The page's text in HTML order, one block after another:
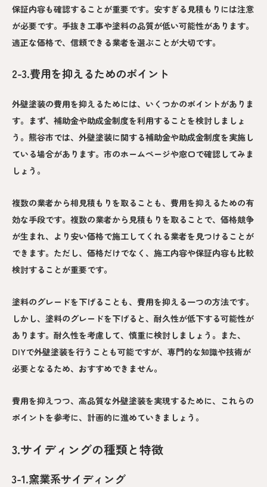
保証内容も確認することが重要です。安すぎる見積もりには注意
が必要です。手抜き工事や塗料の品質が低い可能性があります。
適正な価格で、信頼できる業者を選ぶことが大切です。
2-3.費用を抑えるためのポイント
外壁塗装の費用を抑えるためには、いくつかのポイントがありま
す。まず、補助金や助成金制度を利用することを検討しましょ
う。熊谷市では、外壁塗装に関する補助金や助成金制度を実施し
ている場合があります。市のホームページや窓口で確認してみま
しょう。
複数の業者から相見積もりを取ることも、費用を抑えるための有
効な手段です。複数の業者から見積もりを取ることで、価格競争
が生まれ、より安い価格で施工してくれる業者を見つけることが
できます。ただし、価格だけでなく、施工内容や保証内容も比較
検討することが重要です。
塗料のグレードを下げることも、費用を抑える一つの方法です。
しかし、塗料のグレードを下げると、耐久性が低下する可能性が
あります。耐久性を考慮して、慎重に検討しましょう。また、
DIYで外壁塗装を行うことも可能ですが、専門的な知識や技術が
必要となるため、おすすめできません。
費用を抑えつつ、高品質な外壁塗装を実現するために、これらの
ポイントを参考に、計画的に進めていきましょう。
3.サイディングの種類と特徴
3-1.窯業系サイディング